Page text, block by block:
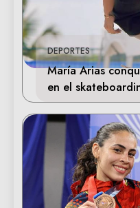
DEPORTES
María Arias
en el
Centroamericanos